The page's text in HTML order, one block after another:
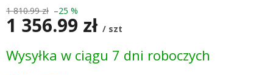
1 810.99 zł –25 %
1 356.99 zł / szt
jednostkowa:
Wysyłka w ciągu 7 dni roboczych